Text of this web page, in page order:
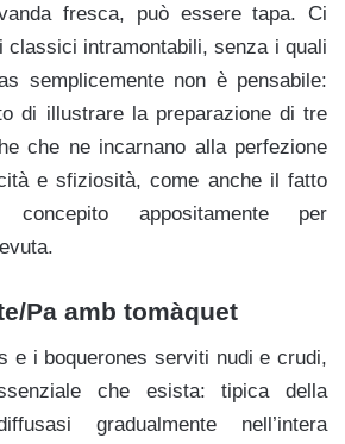
fresca, può essere tapa. Ci
classici intramontabili, senza i quali
semplicemente non è pensabile:
di illustrare la preparazione di tre
che ne incarnano alla perfezione
e sfiziosità, come anche il fatto
appositamente per
Pa amb tomàquet
e i boquerones serviti nudi e crudi,
che esista: tipica della
gradualmente nell’intera